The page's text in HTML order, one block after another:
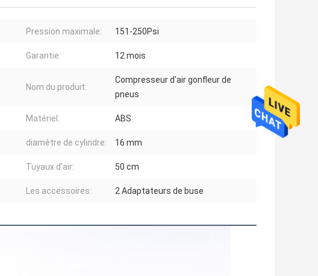
Pression maximale: 151-250Psi
Garantie: 12 mois
Nom du produit:
Compresseur d'air gonfleur de
pneus
Matériel: ABS
diamètre de cylindre: 16 mm
Tuyaux d'air: 50 cm
Les accessoires: 2 Adaptateurs de buse